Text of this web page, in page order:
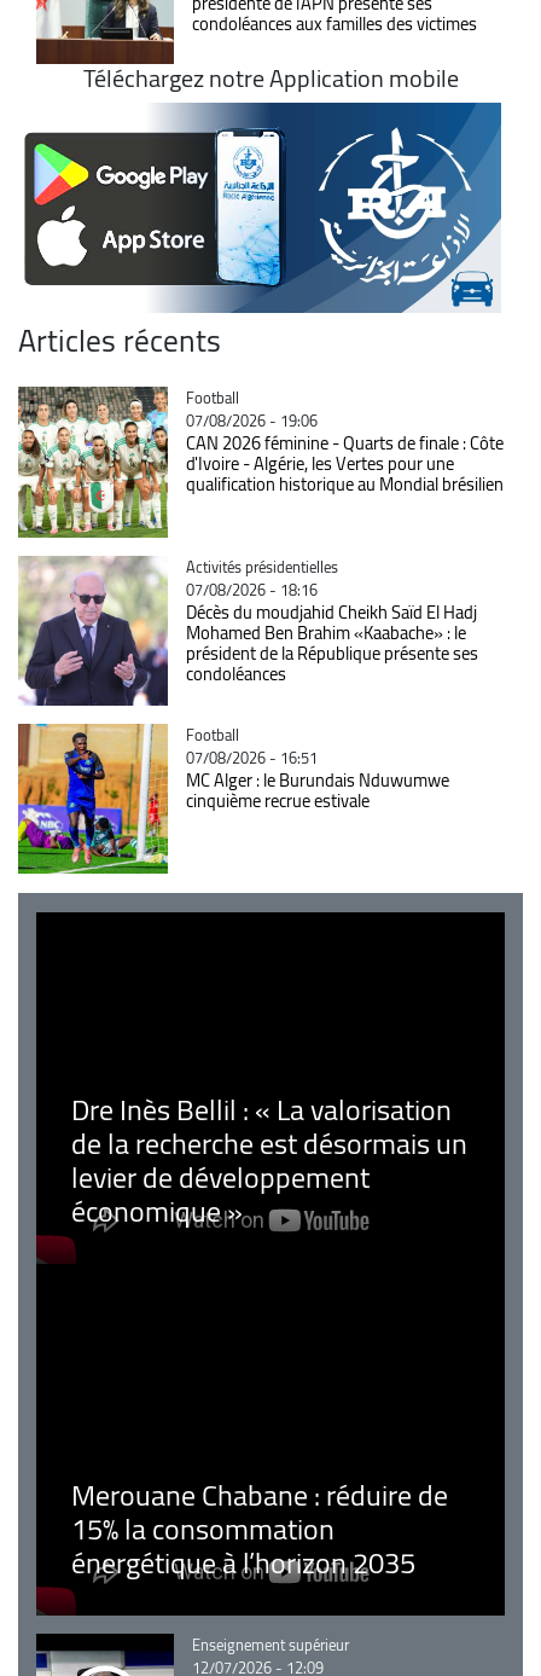
condoléances aux familles des victimes
Téléchargez notre Application mobile
Articles récents
Catégorie
Football
07/08/2026 - 19:06
CAN 2026 féminine - Quarts de finale : Côte
d'Ivoire - Algérie, les Vertes pour une
qualification historique au Mondial brésilien
Catégorie
Activités présidentielles
07/08/2026 - 18:16
Décès du moudjahid Cheikh Saïd El Hadj
Mohamed Ben Brahim «Kaabache» : le
président de la République présente ses
condoléances
Catégorie
Football
07/08/2026 - 16:51
MC Alger : le Burundais Nduwumwe
cinquième recrue estivale
Dre Inès Bellil : « La valorisation
de la recherche est désormais un
levier de développement
économique »
Merouane Chabane : réduire de
15% la consommation
énergétique à l’horizon 2035
Catégorie
Enseignement supérieur
12/07/2026 - 12:09